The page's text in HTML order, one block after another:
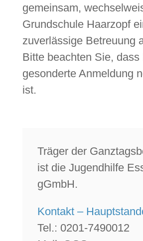
gemeinsam,
Grundschule Haarzopf
zuverlässige Betreuung
Bitte beachten Sie, dass
gesonderte Anmeldung
ist.
Träger der
ist die Jugendhilfe
gGmbH.
Kontakt –
Tel.: 0201-7490012